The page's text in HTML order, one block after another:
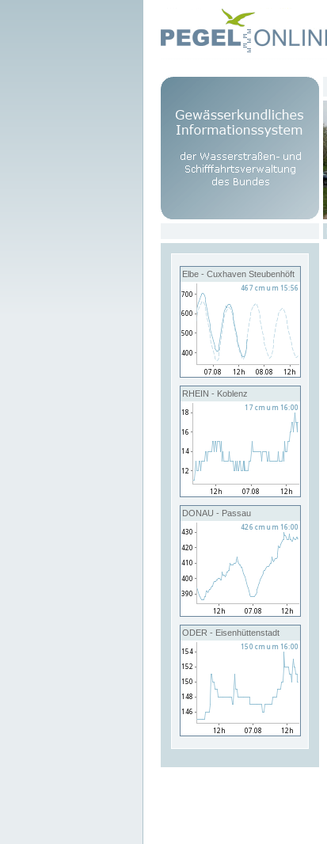
Elbe - Cuxhaven Steubenhöft
RHEIN - Koblenz
DONAU - Passau
ODER - Eisenhüttenstadt